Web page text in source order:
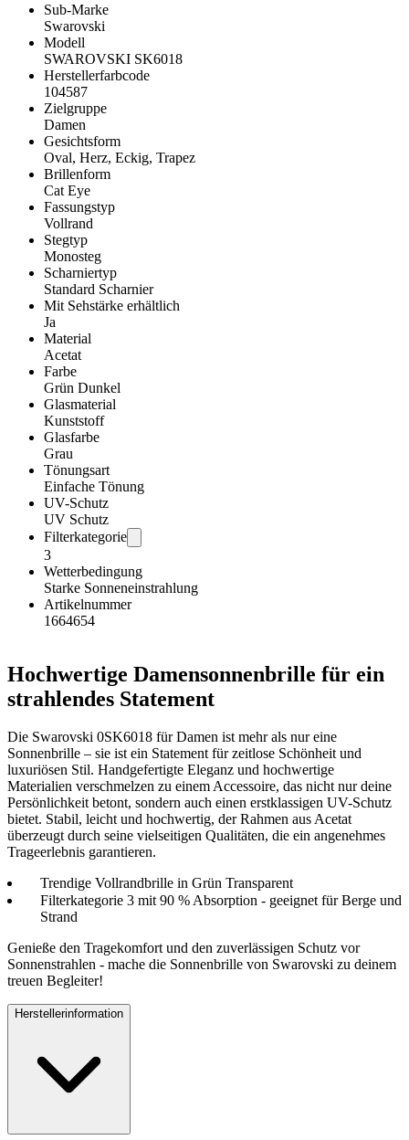
Sub-Marke
Swarovski
Modell
SWAROVSKI SK6018
Herstellerfarbcode
104587
Zielgruppe
Damen
Gesichtsform
Oval, Herz, Eckig, Trapez
Brillenform
Cat Eye
Fassungstyp
Vollrand
Stegtyp
Monosteg
Scharniertyp
Standard Scharnier
Mit Sehstärke erhältlich
Ja
Material
Acetat
Farbe
Grün Dunkel
Glasmaterial
Kunststoff
Glasfarbe
Grau
Tönungsart
Einfache Tönung
UV-Schutz
UV Schutz
Filterkategorie
3
Wetterbedingung
Starke Sonneneinstrahlung
Artikelnummer
1664654
Hochwertige Damensonnenbrille für ein
strahlendes Statement
Die Swarovski 0SK6018 für Damen ist mehr als nur eine
Sonnenbrille – sie ist ein Statement für zeitlose Schönheit und
luxuriösen Stil. Handgefertigte Eleganz und hochwertige
Materialien verschmelzen zu einem Accessoire, das nicht nur deine
Persönlichkeit betont, sondern auch einen erstklassigen UV-Schutz
bietet. Stabil, leicht und hochwertig, der Rahmen aus Acetat
überzeugt durch seine vielseitigen Qualitäten, die ein angenehmes
Trageerlebnis garantieren.
Trendige Vollrandbrille in Grün Transparent
Filterkategorie 3 mit 90 % Absorption - geeignet für Berge und
Strand
Genieße den Tragekomfort und den zuverlässigen Schutz vor
Sonnenstrahlen - mache die Sonnenbrille von Swarovski zu deinem
treuen Begleiter!
Herstellerinformation